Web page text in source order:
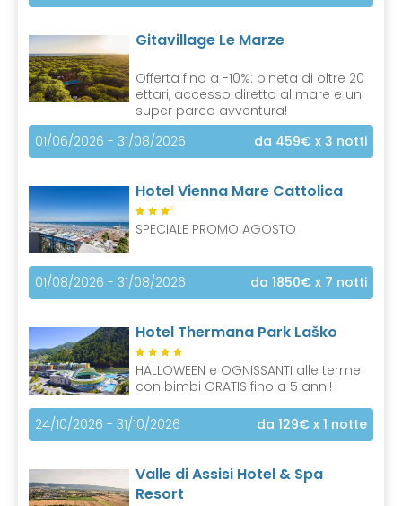
Gitavillage Le Marze
Offerta fino a -10%: pineta di oltre 20
ettari, accesso diretto al mare e un
super parco avventura!
01/06/2026 - 31/08/2026
da 459€ x 3 notti
Hotel Vienna Mare Cattolica
S
SPECIALE PROMO AGOSTO
01/08/2026 - 31/08/2026 da 1850€ x 7 notti
Hotel Thermana Park Laško
HALLOWEEN e OGNISSANTI alle terme
con bimbi GRATIS fino a 5 anni!
24/10/2026 - 31/10/2026 da 129€ x 1 notte
Valle di Assisi Hotel & Spa
Resort